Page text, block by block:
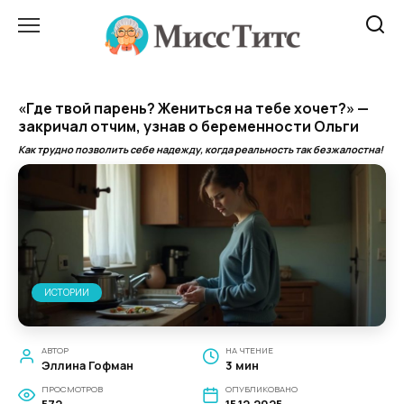
«Где твой парень? Жениться на тебе хочет?» —
закричал отчим, узнав о беременности Ольги
Как трудно позволить себе надежду, когда реальность так безжалостна!
ИСТОРИИ
АВТОР
Эллина Гофман
НА ЧТЕНИЕ
3 мин
ПРОСМОТРОВ ОПУБЛИКОВАНО